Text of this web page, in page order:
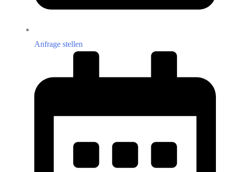
Anfrage stellen